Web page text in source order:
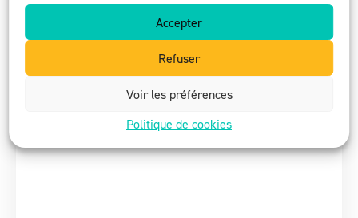
Accepter
Refuser
Voir les préférences
Politique de cookies